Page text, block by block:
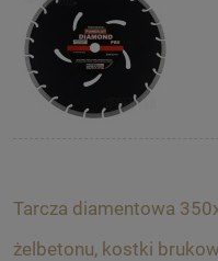
Tarcza diamentowa
żelbetonu, kostki